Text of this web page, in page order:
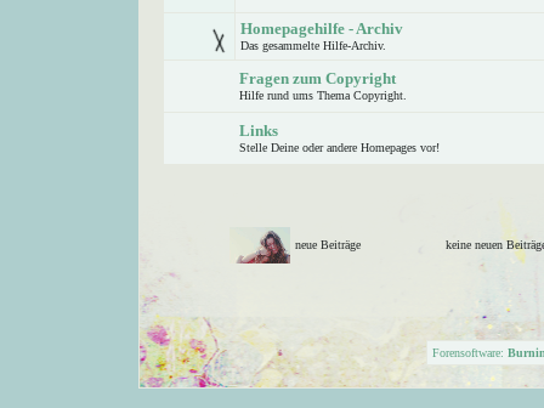
Homepagehilfe - Archiv
Das gesammelte Hilfe-Archiv.
Fragen zum Copyright
Hilfe rund ums Thema Copyright.
Links
Stelle Deine oder andere Homepages vor!
neue Beiträge keine neuen
Forensoftware: